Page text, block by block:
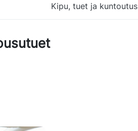
Kipu, tuet ja kuntoutus